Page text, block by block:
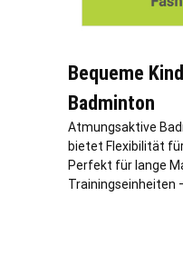
Bequeme
Badminton
Atmungsaktive
bietet Flexibilität
Perfekt für lange
Trainingseinheiten